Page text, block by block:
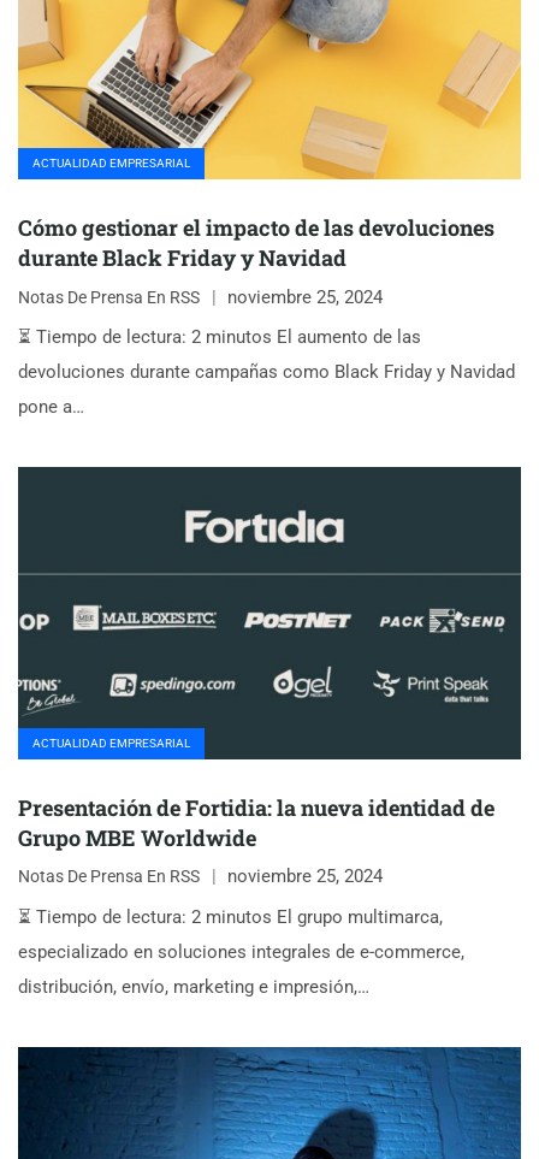
ACTUALIDAD EMPRESARIAL
Cómo gestionar el impacto de las devoluciones
durante Black Friday y Navidad
Notas De Prensa En RSS
noviembre 25, 2024
⏳ Tiempo de lectura: 2 minutos El aumento de las
devoluciones durante campañas como Black Friday y Navidad
pone a…
ACTUALIDAD EMPRESARIAL
Presentación de Fortidia: la nueva identidad de
Grupo MBE Worldwide
Notas De Prensa En RSS
noviembre 25, 2024
⏳ Tiempo de lectura: 2 minutos El grupo multimarca,
especializado en soluciones integrales de e-commerce,
distribución, envío, marketing e impresión,…